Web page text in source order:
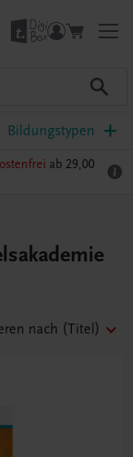
Bildungstypen
ab 29,00
nach (Titel)